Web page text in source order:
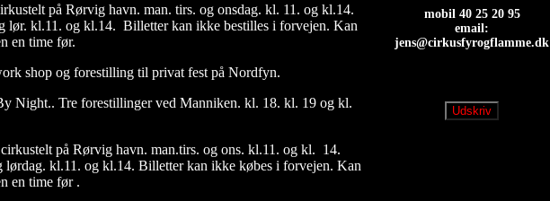
på Rørvig havn. man. tirs. og onsdag. kl. 11. og kl.14.
lør. kl.11. og kl.14. Billetter kan ikke bestilles i forvejen. Kan
en time før.
shop og forestilling til privat fest på Nordfyn.
Night.. Tre forestillinger ved Manniken. kl. 18. kl. 19 og kl.
på Rørvig havn. man.tirs. og ons. kl.11. og kl. 14.
lørdag. kl.11. og kl.14. Billetter kan ikke købes i forvejen. Kan
en time før .
mobil 40 25 20 95
email:
jens@cirkusfyrogflamme.dk